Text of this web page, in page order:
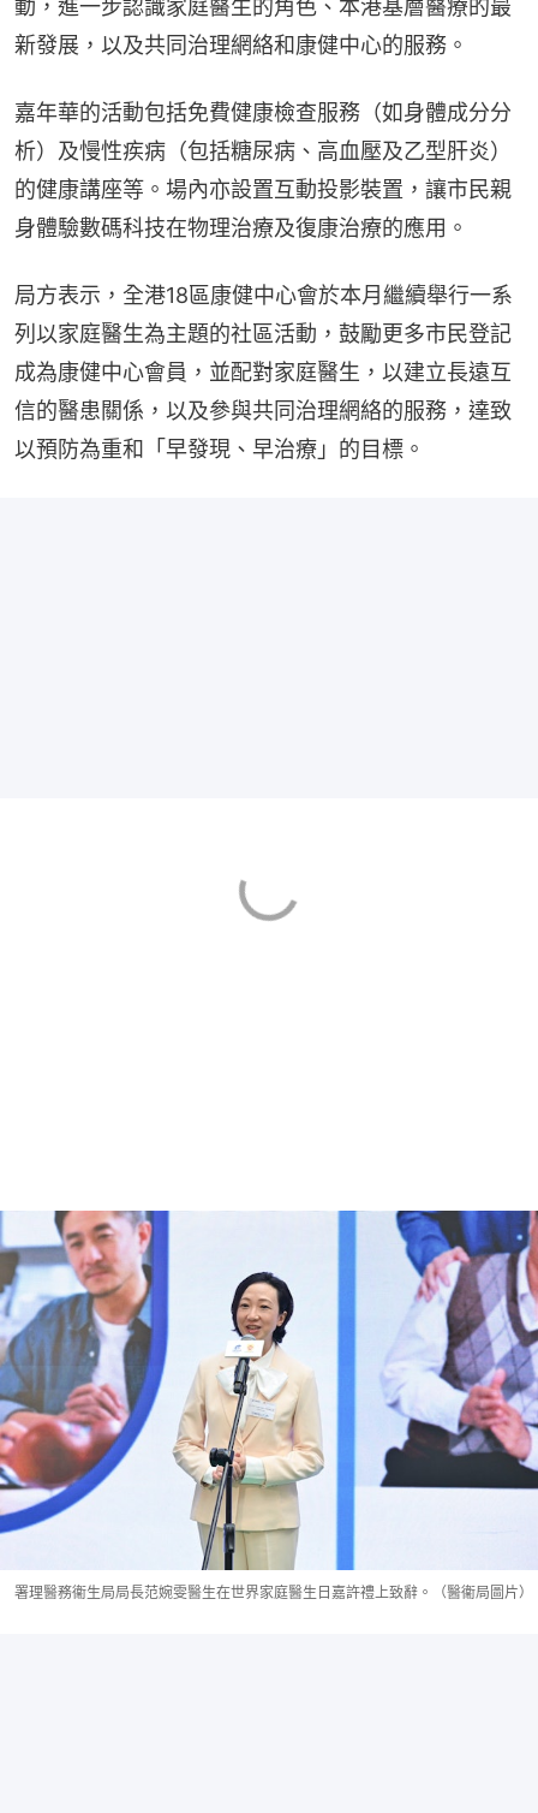
動，進一步認識家庭醫生的角色、本港基層醫療的最
新發展，以及共同治理網絡和康健中心的服務。
嘉年華的活動包括免費健康檢查服務（如身體成分分
析）及慢性疾病（包括糖尿病、高血壓及乙型肝炎）
的健康講座等。場內亦設置互動投影裝置，讓市民親
身體驗數碼科技在物理治療及復康治療的應用。
局方表示，全港18區康健中心會於本月繼續舉行一系
列以家庭醫生為主題的社區活動，鼓勵更多市民登記
成為康健中心會員，並配對家庭醫生，以建立長遠互
信的醫患關係，以及參與共同治理網絡的服務，達致
以預防為重和「早發現、早治療」的目標。
署理醫務衞生局局長范婉雯醫生在世界家庭醫生日嘉許禮上致辭。（醫衞局圖片）